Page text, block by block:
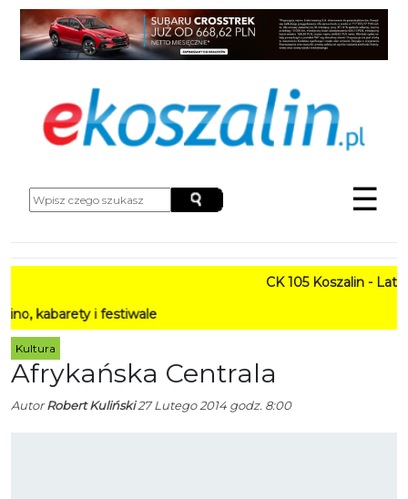
☰
CK 105 Koszalin - Lato w
i festiwale
Kultura
Afrykańska Centrala
AutorRobert Kuliński27 Lutego 2014 godz. 8:00